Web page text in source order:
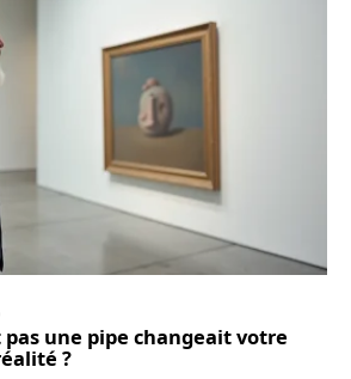
pas une pipe changeait votre
?